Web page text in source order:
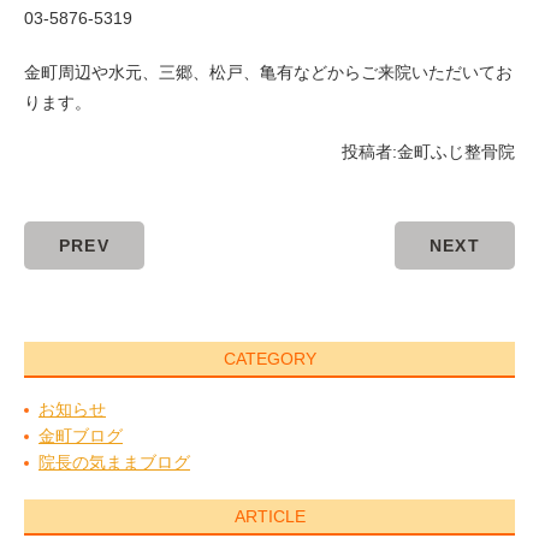
03-5876-5319
金町周辺や水元、三郷、松戸、亀有などからご来院いただいてお
ります。
投稿者:金町ふじ整骨院
PREV NEXT
CATEGORY
お知らせ
金町ブログ
院長の気ままブログ
ARTICLE